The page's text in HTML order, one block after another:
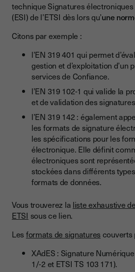
technique Signatures
(ESI) de l’ETSI dès lors qu’une
Citons par exemple :
l’EN 319 401 qui permet
gestion et d’exploitation d’un
services de Confiance.
l’EN 319 102-1 qui valide la
et de validation des
l’EN 319 142 : également
les formats de signature
les spécifications pour les
électronique. Elle définit
électroniques sont
stockées dans différents
formats de données.
Vous trouverez la liste exhaustive
ETSI sous ce lien.
Les formats de signatures couverts
XAdES : Signature
1/-2 et ETSI TS 103 171).